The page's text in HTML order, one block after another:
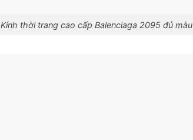
Kính thời trang cao cấp Balenciaga 2095 đủ màu